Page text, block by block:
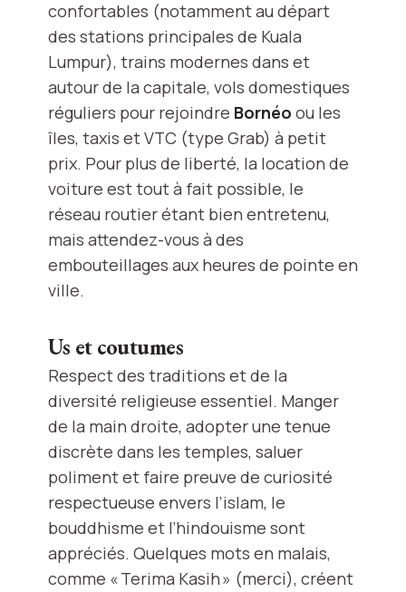
confortables (notamment au départ
des stations principales de Kuala
Lumpur), trains modernes dans et
autour de la capitale, vols domestiques
réguliers pour rejoindre Bornéo ou les
îles, taxis et VTC (type Grab) à petit
prix. Pour plus de liberté, la location de
voiture est tout à fait possible, le
réseau routier étant bien entretenu,
mais attendez-vous à des
embouteillages aux heures de pointe en
ville.
Us et coutumes
Respect des traditions et de la
diversité religieuse essentiel. Manger
de la main droite, adopter une tenue
discrète dans les temples, saluer
poliment et faire preuve de curiosité
respectueuse envers l’islam, le
bouddhisme et l’hindouisme sont
appréciés. Quelques mots en malais,
comme « Terima Kasih » (merci), créent